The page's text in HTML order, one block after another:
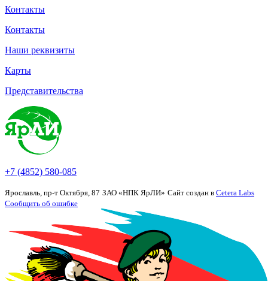
Контакты
Контакты
Наши реквизиты
Карты
Представительства
+7 (4852) 580-085
Ярославль, пр-т Октября, 87 ЗАО «НПК ЯрЛИ» Сайт создан в Cetera Labs
Сообщить об ошибке